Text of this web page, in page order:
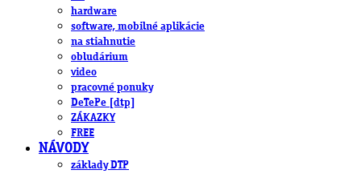
hardware
software, mobilné aplikácie
na stiahnutie
obludárium
video
pracovné ponuky
DeTePe [dtp]
ZÁKAZKY
FREE
NÁVODY
základy DTP